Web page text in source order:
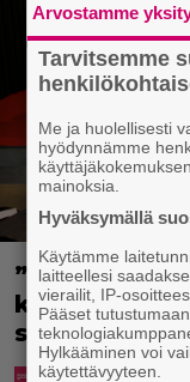
”Että
kilpailijat
sanottavaa
Arvostamme
Tarvitsemme
Me ja huolellisesti
hyödynnämme
mainoksia.
Hyväksymällä
Käytämme
laitteellesi
vierailit, IP-
Pääset
Hylkääminen voi
käytettävyyteen.